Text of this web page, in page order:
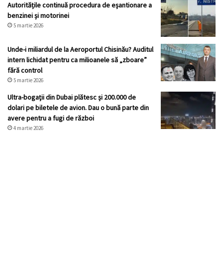
Autoritățile continuă procedura de eșantionare a
benzinei și motorinei
5 martie 2026
Unde-i miliardul de la Aeroportul Chisinău? Auditul
intern lichidat pentru ca milioanele să „zboare”
fără control
5 martie 2026
Ultra-bogaţii din Dubai plătesc și 200.000 de
dolari pe biletele de avion. Dau o bună parte din
avere pentru a fugi de război
4 martie 2026